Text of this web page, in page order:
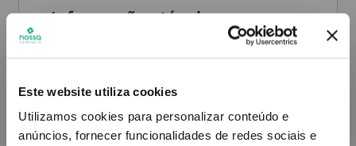
Este website utiliza cookies
Utilizamos cookies para personalizar conteúdo e
anúncios, fornecer funcionalidades de redes sociais e
Informações técnicas
PODERÁ TAMBÉM GOSTAR